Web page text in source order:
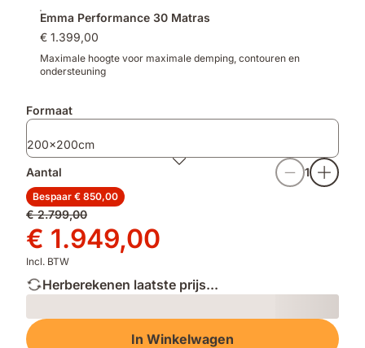
Emma Performance 30 Matras
€ 1.399,00
Maximale hoogte voor maximale demping, contouren en
ondersteuning
Formaat
200x200cm
Aantal
1
Bespaar € 850,00
Oorspronkelijke
prijs
€ 2.799,00
€ 2.799,00
Prijs
€ 1.949,00
€ 1.949,00
Incl. BTW
Herberekenen laatste prijs...
Loading
In Winkelwagen